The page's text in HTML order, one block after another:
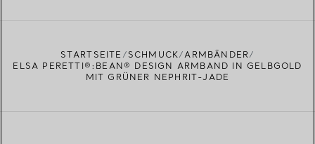
STARTSEITE SCHMUCK
ARMBÄNDER
ELSA PERETTI®:BEAN® DESIGN ARMBAND IN GELBGOLD
MIT GRÜNER NEPHRIT-JADE